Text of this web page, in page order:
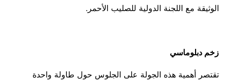
الوثيقة مع اللجنة الدولية للصليب الأحمر.
زخم دبلوماسي
تقتصر أهمية هذه الجولة على الجلوس حول طاولة واحدة